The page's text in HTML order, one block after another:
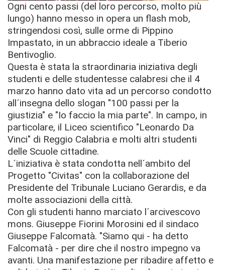
Ogni cento passi (del loro percorso, molto più
lungo) hanno messo in opera un flash mob,
stringendosi così, sulle orme di Pippino
Impastato, in un abbraccio ideale a Tiberio
Bentivoglio.
Questa è stata la straordinaria iniziativa degli
studenti e delle studentesse calabresi che il 4
marzo hanno dato vita ad un percorso condotto
all´insegna dello slogan "100 passi per la
giustizia" e "Io faccio la mia parte". In campo, in
particolare, il Liceo scientifico "Leonardo Da
Vinci" di Reggio Calabria e molti altri studenti
delle Scuole cittadine.
L´iniziativa è stata condotta nell´ambito del
Progetto "Civitas" con la collaborazione del
Presidente del Tribunale Luciano Gerardis, e da
molte associazioni della città.
Con gli studenti hanno marciato l´arcivescovo
mons. Giuseppe Fiorini Morosini ed il sindaco
Giuseppe Falcomatà. "Siamo qui - ha detto
Falcomatà - per dire che il nostro impegno va
avanti. Una manifestazione per ribadire affetto e